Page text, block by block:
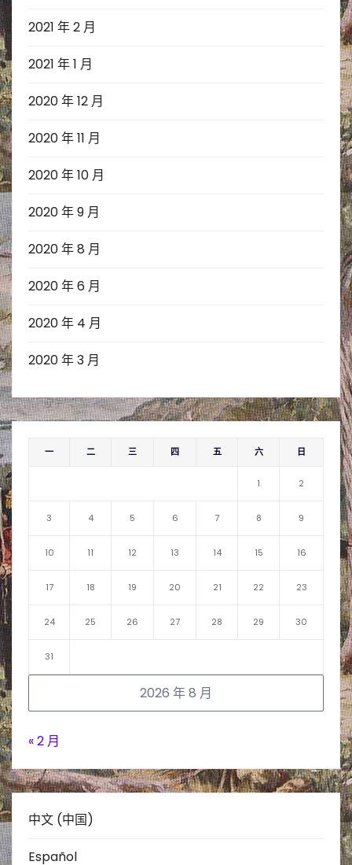
2021 年 2 月
2021 年 1 月
2020 年 12 月
2020 年 11 月
2020 年 10 月
2020 年 9 月
2020 年 8 月
2020 年 6 月
2020 年 4 月
2020 年 3 月
2026 年 8 月
一 二 三 四 五 六 日
1 2
3 4 5 6 7 8 9
10 11 12 13 14 15 16
17 18 19 20 21 22 23
24 25 26 27 28 29 30
31
« 2 月
中文 (中国)
Español